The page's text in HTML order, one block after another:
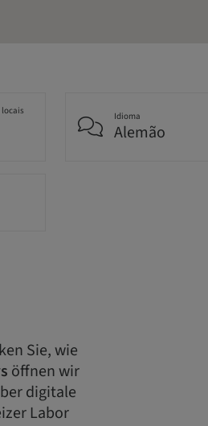
Idioma
Alemão
Sie, wie
öffnen wir
digitale
Labor